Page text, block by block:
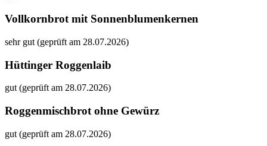
Vollkornbrot mit Sonnenblumenkernen
sehr gut (geprüft am 28.07.2026)
Hüttinger Roggenlaib
gut (geprüft am 28.07.2026)
Roggenmischbrot ohne Gewürz
gut (geprüft am 28.07.2026)